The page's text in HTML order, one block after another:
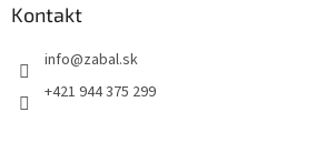
Kontakt
info@zabal.sk
+421 944 375 299